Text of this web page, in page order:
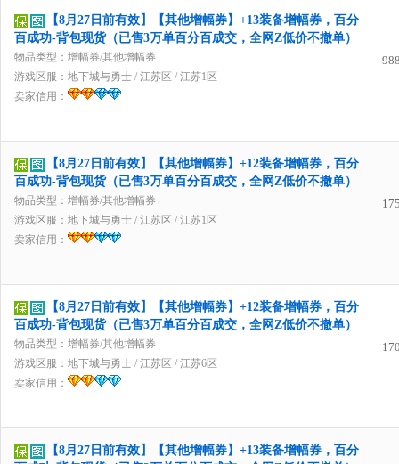
【8月27日前有效】【其他增幅券】+13装备增幅券，百分
百成功-背包现货（已售3万单百分百成交，全网Z低价不撤单）
物品类型：增幅券/其他增幅券
游戏区服： 地下城与勇士 / 江苏区 / 江苏1区
卖家信用：
【8月27日前有效】【其他增幅券】+12装备增幅券，百分
百成功-背包现货（已售3万单百分百成交，全网Z低价不撤单）
物品类型：增幅券/其他增幅券
游戏区服： 地下城与勇士 / 江苏区 / 江苏1区
卖家信用：
【8月27日前有效】【其他增幅券】+12装备增幅券，百分
百成功-背包现货（已售3万单百分百成交，全网Z低价不撤单）
物品类型：增幅券/其他增幅券
游戏区服： 地下城与勇士 / 江苏区 / 江苏6区
卖家信用：
【8月27日前有效】【其他增幅券】+13装备增幅券，百分